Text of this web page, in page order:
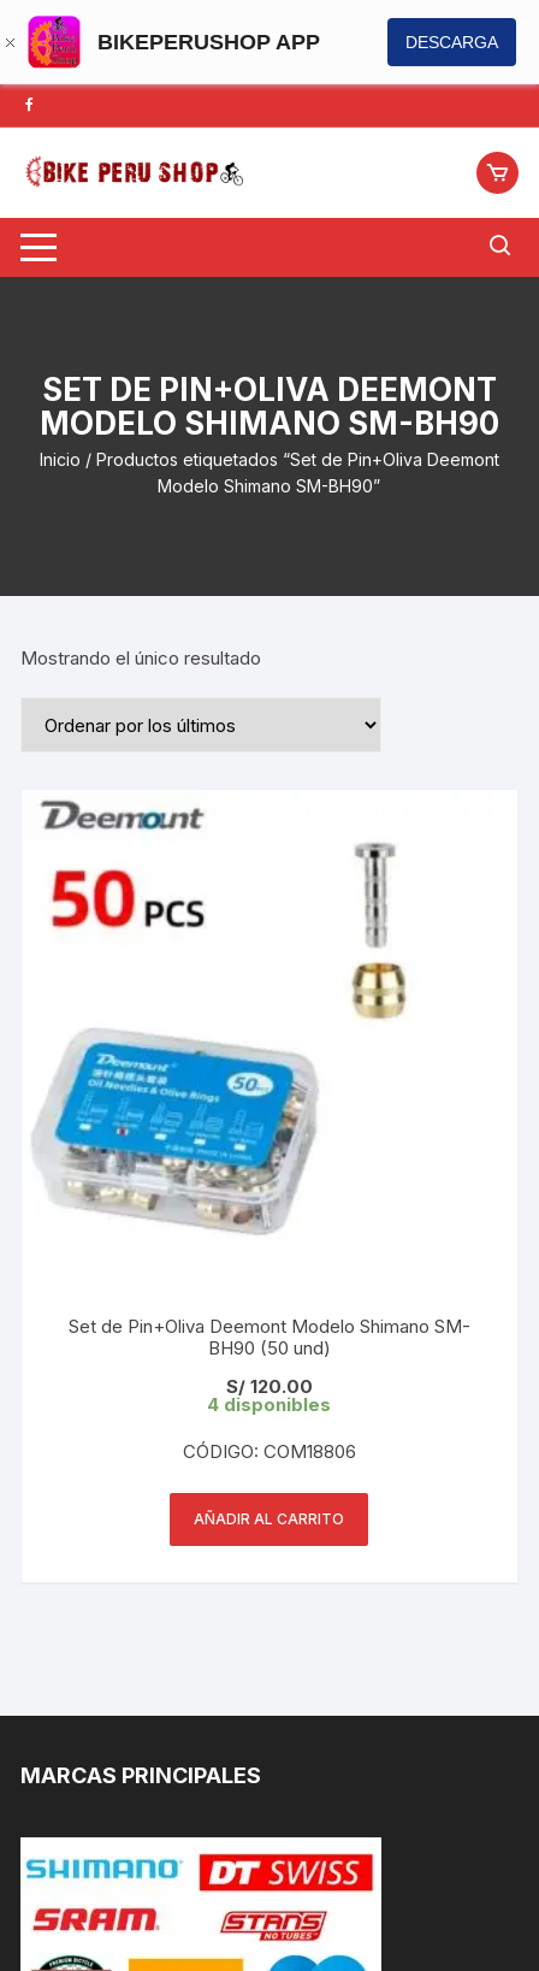
BIKEPERUSHOP APP DESCARGA
Saltar
al
contenido
SET DE PIN+OLIVA DEEMONT
MODELO SHIMANO SM-BH90
Inicio / Productos etiquetados “Set de Pin+Oliva Deemont
Modelo Shimano SM-BH90”
Mostrando el único resultado
Set de Pin+Oliva Deemont Modelo Shimano SM-
BH90 (50 und)
S/120.00
4 disponibles
CÓDIGO: COM18806
AÑADIR AL CARRITO
MARCAS PRINCIPALES